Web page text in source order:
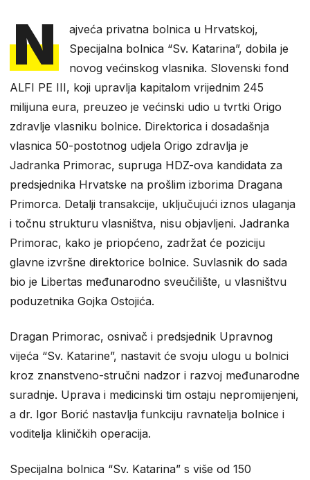
N
ajveća privatna bolnica u Hrvatskoj,
Specijalna bolnica “Sv. Katarina”, dobila je
novog većinskog vlasnika. Slovenski fond
ALFI PE III, koji upravlja kapitalom vrijednim 245
milijuna eura, preuzeo je većinski udio u tvrtki Origo
zdravlje vlasniku bolnice. Direktorica i dosadašnja
vlasnica 50-postotnog udjela Origo zdravlja je
Jadranka Primorac, supruga HDZ-ova kandidata za
predsjednika Hrvatske na prošlim izborima Dragana
Primorca. Detalji transakcije, uključujući iznos ulaganja
i točnu strukturu vlasništva, nisu objavljeni. Jadranka
Primorac, kako je priopćeno, zadržat će poziciju
glavne izvršne direktorice bolnice. Suvlasnik do sada
bio je Libertas međunarodno sveučilište, u vlasništvu
poduzetnika Gojka Ostojića.
Dragan Primorac, osnivač i predsjednik Upravnog
vijeća “Sv. Katarine”, nastavit će svoju ulogu u bolnici
kroz znanstveno-stručni nadzor i razvoj međunarodne
suradnje. Uprava i medicinski tim ostaju nepromijenjeni,
a dr. Igor Borić nastavlja funkciju ravnatelja bolnice i
voditelja kliničkih operacija.
Specijalna bolnica “Sv. Katarina” s više od 150